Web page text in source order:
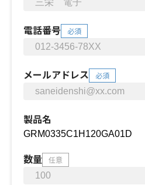
電話番号 必須
メールアドレス 必須
製品名
数量 任意